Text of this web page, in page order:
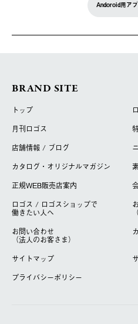
Andoroid用ア
BRAND SITE
トップ
月刊ロゴス
店舗情報 / ブログ
カタログ・オリジナルマガジン
正規WEB販売店案内
ロゴス / ロゴスショップで
働きたい人へ
お問い合わせ
（法人のお客さま）
サイトマップ
プライバシーポリシー